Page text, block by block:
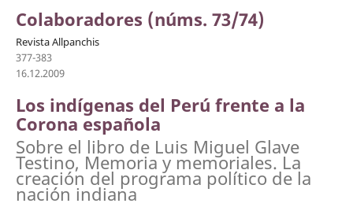
Colaboradores (núms. 73/74)
Revista Allpanchis
377-383
16.12.2009
Los indígenas del Perú frente a la
Corona española
Sobre el libro de Luis Miguel Glave
Testino, Memoria y memoriales. La
creación del programa político de la
nación indiana